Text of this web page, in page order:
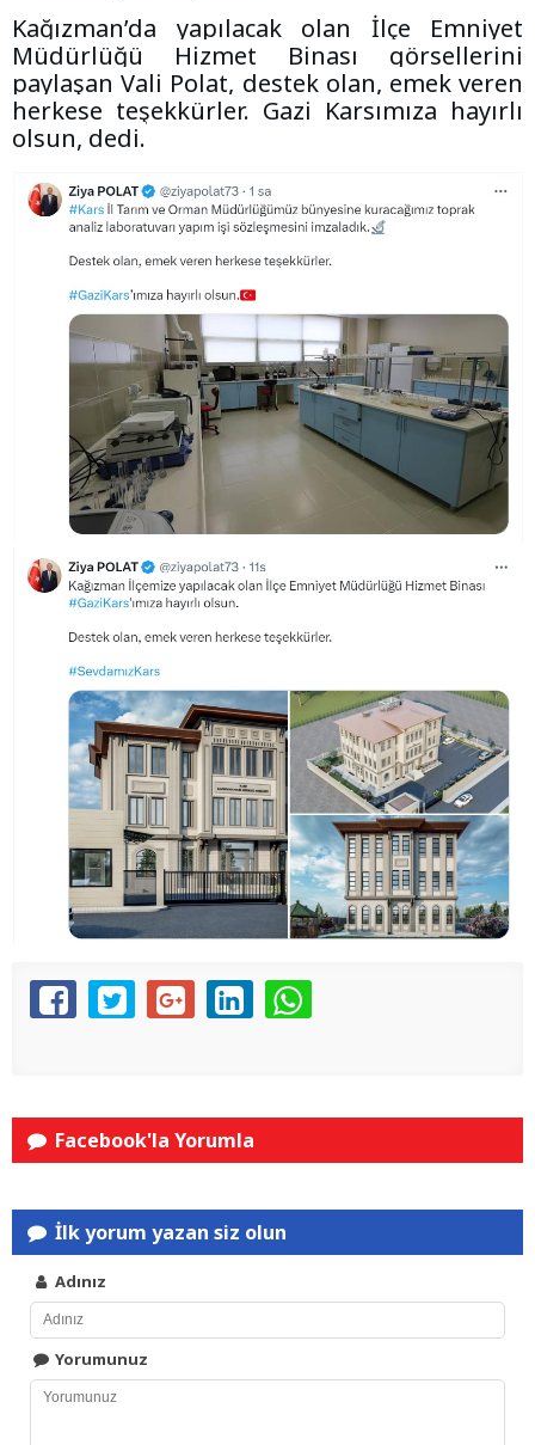
Kağızman’da yapılacak olan İlçe Emniyet
Müdürlüğü Hizmet Binası görsellerini
paylaşan Vali Polat, destek olan, emek veren
herkese teşekkürler. Gazi Karsımıza hayırlı
olsun, dedi.
Facebook'la Yorumla
İlk yorum yazan siz olun
Adınız
Yorumunuz